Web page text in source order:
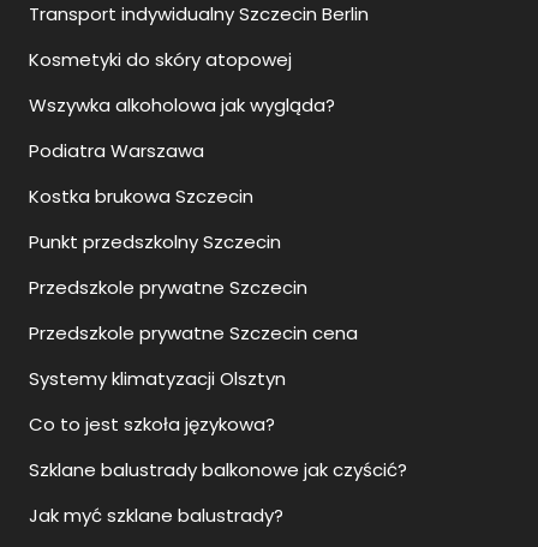
Transport indywidualny Szczecin Berlin
Kosmetyki do skóry atopowej
Wszywka alkoholowa jak wygląda?
Podiatra Warszawa
Kostka brukowa Szczecin
Punkt przedszkolny Szczecin
Przedszkole prywatne Szczecin
Przedszkole prywatne Szczecin cena
Systemy klimatyzacji Olsztyn
Co to jest szkoła językowa?
Szklane balustrady balkonowe jak czyścić?
Jak myć szklane balustrady?